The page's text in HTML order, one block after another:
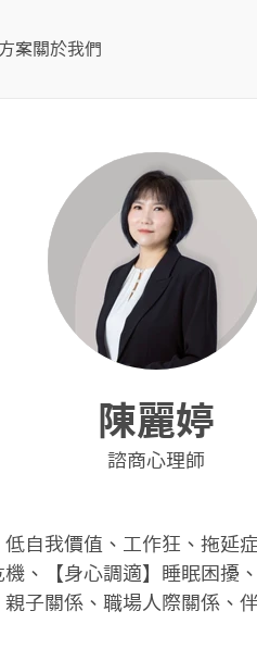
案關於我們
陳麗婷
諮商心理師
自我價值、工作狂、拖延
、【身心調適】睡眠困擾
子關係、職場人際關係、